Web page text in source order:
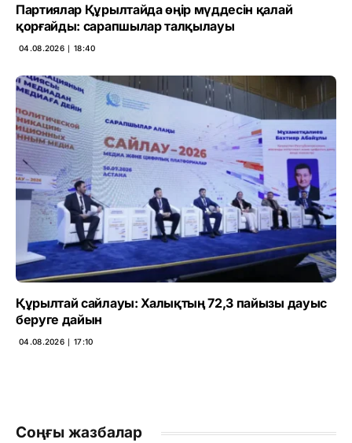
Партиялар Құрылтайда өңір мүддесін қалай
қорғайды: сарапшылар талқылауы
04.08.2026 ∣ 18:40
Құрылтай сайлауы: Халықтың 72,3 пайызы дауыс
беруге дайын
04.08.2026 ∣ 17:10
Соңғы жазбалар